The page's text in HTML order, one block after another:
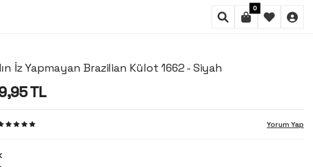
0
İz Yapmayan Brazilian Külot 1662 - Siyah
TL
Yorum Yap